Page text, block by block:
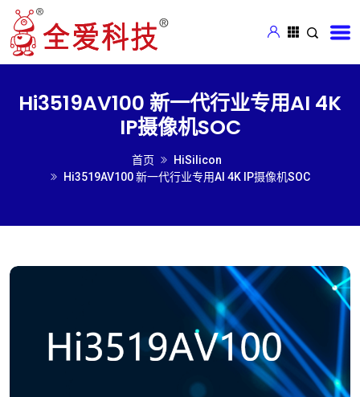
Hi3519AV100 新一代行业专用AI 4K
IP摄像机SOC
首页
HiSilicon
Hi3519AV100 新一代行业专用AI 4K IP摄像机SOC